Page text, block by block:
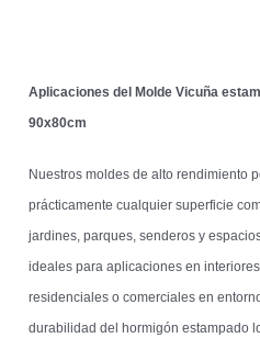
Aplicaciones del Molde Vicuña
90x80cm
Nuestros moldes de alto rendimiento
prácticamente cualquier superficie
jardines, parques, senderos y
ideales para aplicaciones en
residenciales o comerciales en
durabilidad del hormigón estampado